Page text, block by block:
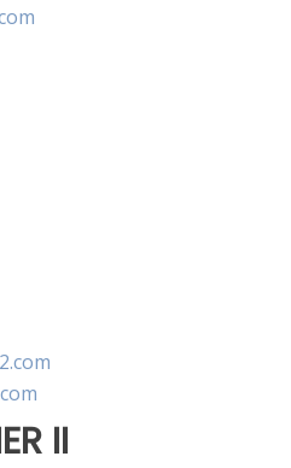
II